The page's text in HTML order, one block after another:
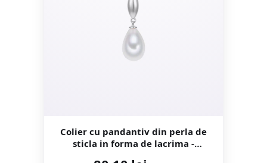
Colier cu pandantiv din perla de
sticla in forma de lacrima -